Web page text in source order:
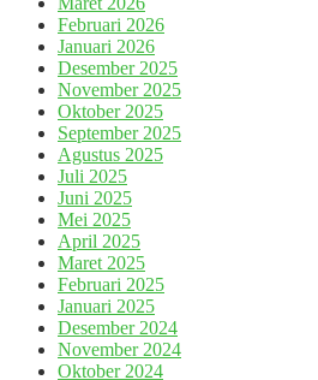
Februari 2026
Januari 2026
Desember 2025
November 2025
Oktober 2025
September 2025
Agustus 2025
Juli 2025
Juni 2025
Mei 2025
April 2025
Maret 2025
Februari 2025
Januari 2025
Desember 2024
November 2024
Oktober 2024